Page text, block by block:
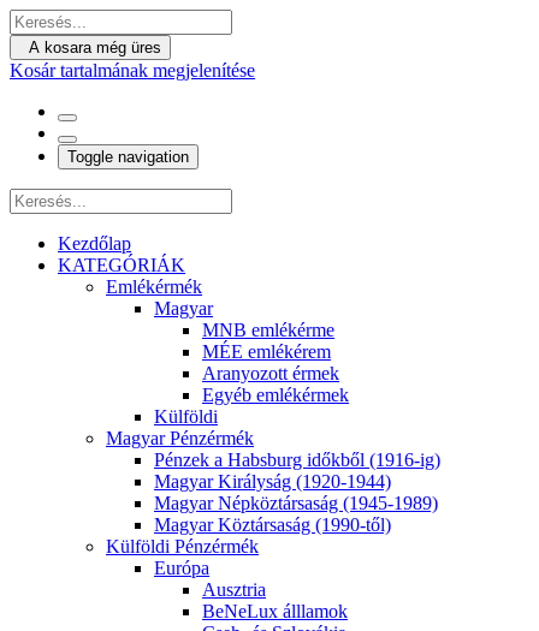
A kosara még üres
Kosár tartalmának megjelenítése
Toggle navigation
Kezdőlap
KATEGÓRIÁK
Emlékérmék
Magyar
MNB emlékérme
MÉE emlékérem
Aranyozott érmek
Egyéb emlékérmek
Külföldi
Magyar Pénzérmék
Pénzek a Habsburg időkből (1916-ig)
Magyar Királyság (1920-1944)
Magyar Népköztársaság (1945-1989)
Magyar Köztársaság (1990-től)
Külföldi Pénzérmék
Európa
Ausztria
BeNeLux álllamok